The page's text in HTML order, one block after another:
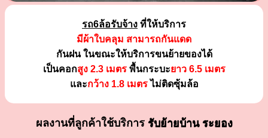
รถ6ล้อรับจ้าง ที่ให้บริการ
มีผ้าใบคลุม สามารถกันแดด
กันฝน ในขณะให้บริการขนย้ายของได้
เป็นคอกสูง 2.3 เมตรพื้นกระบะยาว 6.5 เมตร
และกว้าง 1.8 เมตรไม่ติดซุ้มล้อ
ผลงานที่ลูกค้าใช้บริการ รับย้ายบ้าน ระยอง